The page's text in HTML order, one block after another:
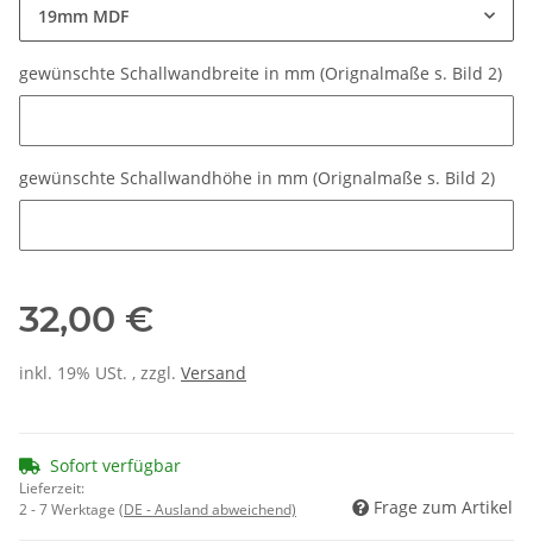
19mm MDF
gewünschte Schallwandbreite in mm (Orignalmaße s. Bild 2)
gewünschte Schallwandhöhe in mm (Orignalmaße s. Bild 2)
32,00 €
inkl. 19% USt. , zzgl. Versand
Sofort verfügbar
Lieferzeit:
2 - 7 Werktage (DE - Ausland abweichend) Frage zum Artikel